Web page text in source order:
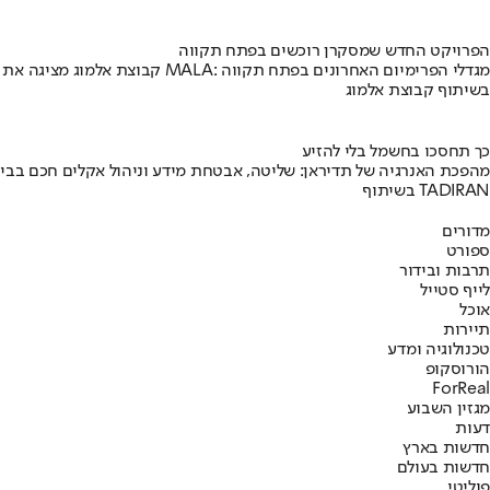
הפרויקט החדש שמסקרן רוכשים בפתח תקווה
קבוצת אלמוג מציגה את פרויקט MALA: מגדלי הפרימיום האחרונים בפתח תקווה
בשיתוף קבוצת אלמוג
כך תחסכו בחשמל בלי להזיע
מהפכת האנרגיה של תדיראן: שליטה, אבטחת מידע וניהול אקלים חכם
בשיתוף TADIRAN
מדורים
ספורט
תרבות ובידור
לייף סטייל
אוכל
תיירות
טכנולוגיה ומדע
הורוסקופ
ForReal
מגזין השבוע
דעות
חדשות בארץ
חדשות בעולם